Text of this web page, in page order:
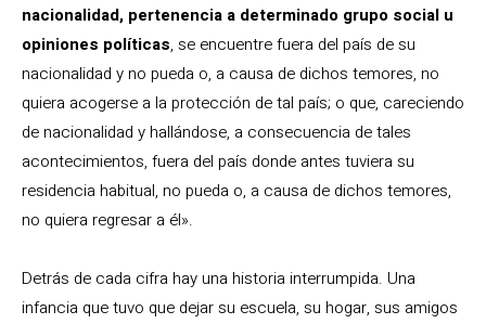
nacionalidad, pertenencia a determinado grupo social u
opiniones políticas, se encuentre fuera del país de su
nacionalidad y no pueda o, a causa de dichos temores, no
quiera acogerse a la protección de tal país; o que, careciendo
de nacionalidad y hallándose, a consecuencia de tales
acontecimientos, fuera del país donde antes tuviera su
residencia habitual, no pueda o, a causa de dichos temores,
no quiera regresar a él».
Detrás de cada cifra hay una historia interrumpida. Una
infancia que tuvo que dejar su escuela, su hogar, sus amigos